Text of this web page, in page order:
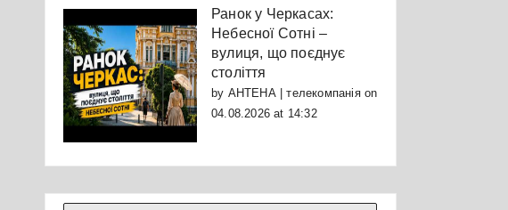
Ранок у Черкасах:
Небесної Сотні –
вулиця, що поєднує
століття
by АНТЕНА | телекомпаніяon
04.08.2026 at 14:32